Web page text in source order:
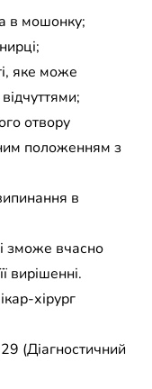
в мошонку;
яке може
отвору
положенням з
в
зможе вчасно
вирішенні.
хірург
(Діагностичний